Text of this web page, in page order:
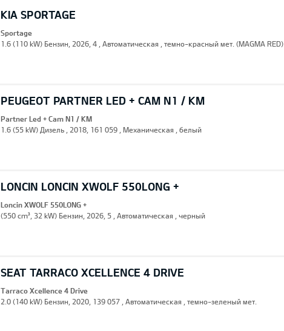
KIA SPORTAGE
Sportage
1.6 (110 kW) Бензин, 2026, 4 , Автоматическая , темно-красный мет. (MAGMA RED)
PEUGEOT PARTNER LED + CAM N1 / KM
Partner Led + Cam N1 / KM
1.6 (55 kW) Дизель , 2018, 161 059 , Механическая , белый
LONCIN LONCIN XWOLF 550LONG +
Loncin XWOLF 550LONG +
(550 cm³, 32 kW) Бензин, 2026, 5 , Автоматическая , черный
SEAT TARRACO XCELLENCE 4 DRIVE
Tarraco Xcellence 4 Drive
2.0 (140 kW) Бензин, 2020, 139 057 , Автоматическая , темно-зеленый мет.